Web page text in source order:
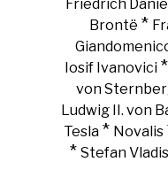
Friedrich
Brontë *
Iosif Ivanovici *
von
Ludwig II. von
Tesla * Novalis
* Stefan